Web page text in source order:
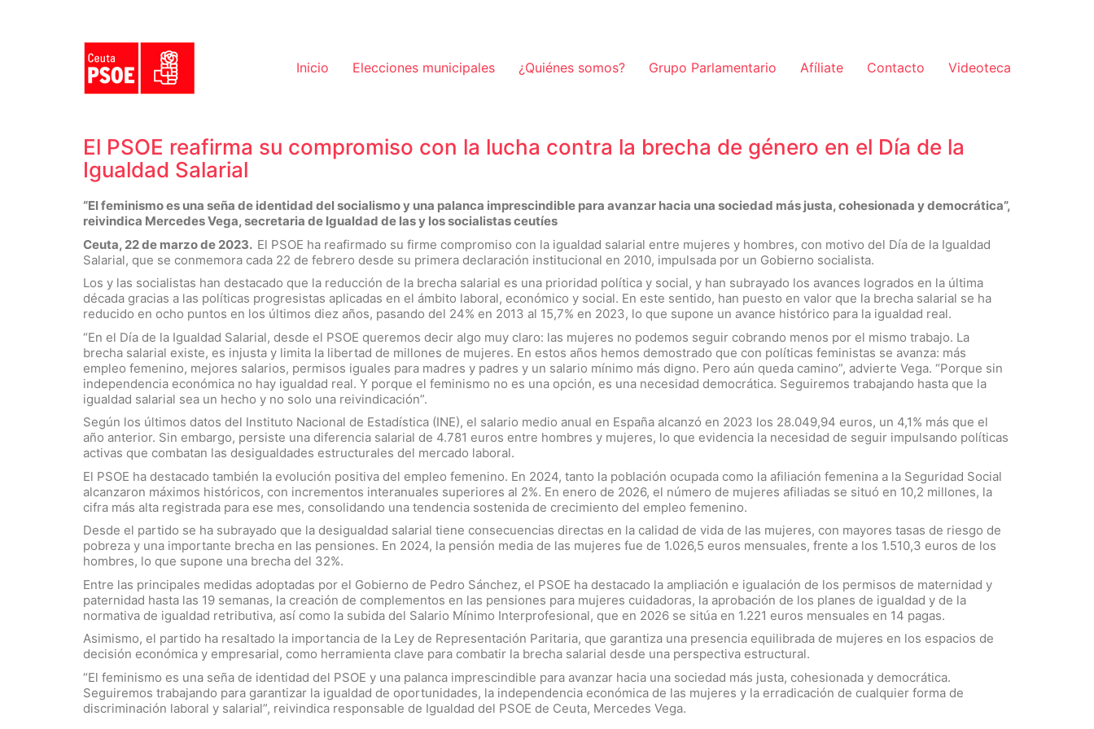
Inicio Elecciones municipales ¿Quiénes somos? Grupo Parlamentario Afíliate Contacto Videoteca
El PSOE reafirma su compromiso con la lucha contra la brecha de género en el Día de la
Igualdad Salarial
“El feminismo es una seña de identidad del socialismo y una palanca imprescindible para avanzar hacia una sociedad más justa, cohesionada y democrática”,
reivindica Mercedes Vega, secretaria de Igualdad de las y los socialistas ceutíes
Ceuta, 22 de marzo de 2023. El PSOE ha reafirmado su firme compromiso con la igualdad salarial entre mujeres y hombres, con motivo del Día de la Igualdad
Salarial, que se conmemora cada 22 de febrero desde su primera declaración institucional en 2010, impulsada por un Gobierno socialista.
Los y las socialistas han destacado que la reducción de la brecha salarial es una prioridad política y social, y han subrayado los avances logrados en la última
década gracias a las políticas progresistas aplicadas en el ámbito laboral, económico y social. En este sentido, han puesto en valor que la brecha salarial se ha
reducido en ocho puntos en los últimos diez años, pasando del 24% en 2013 al 15,7% en 2023, lo que supone un avance histórico para la igualdad real.
“En el Día de la Igualdad Salarial, desde el PSOE queremos decir algo muy claro: las mujeres no podemos seguir cobrando menos por el mismo trabajo. La
brecha salarial existe, es injusta y limita la libertad de millones de mujeres. En estos años hemos demostrado que con políticas feministas se avanza: más
empleo femenino, mejores salarios, permisos iguales para madres y padres y un salario mínimo más digno. Pero aún queda camino”, advierte Vega. “Porque sin
independencia económica no hay igualdad real. Y porque el feminismo no es una opción, es una necesidad democrática. Seguiremos trabajando hasta que la
igualdad salarial sea un hecho y no solo una reivindicación”.
Según los últimos datos del Instituto Nacional de Estadística (INE), el salario medio anual en España alcanzó en 2023 los 28.049,94 euros, un 4,1% más que el
año anterior. Sin embargo, persiste una diferencia salarial de 4.781 euros entre hombres y mujeres, lo que evidencia la necesidad de seguir impulsando políticas
activas que combatan las desigualdades estructurales del mercado laboral.
El PSOE ha destacado también la evolución positiva del empleo femenino. En 2024, tanto la población ocupada como la afiliación femenina a la Seguridad Social
alcanzaron máximos históricos, con incrementos interanuales superiores al 2%. En enero de 2026, el número de mujeres afiliadas se situó en 10,2 millones, la
cifra más alta registrada para ese mes, consolidando una tendencia sostenida de crecimiento del empleo femenino.
Desde el partido se ha subrayado que la desigualdad salarial tiene consecuencias directas en la calidad de vida de las mujeres, con mayores tasas de riesgo de
pobreza y una importante brecha en las pensiones. En 2024, la pensión media de las mujeres fue de 1.026,5 euros mensuales, frente a los 1.510,3 euros de los
hombres, lo que supone una brecha del 32%.
Entre las principales medidas adoptadas por el Gobierno de Pedro Sánchez, el PSOE ha destacado la ampliación e igualación de los permisos de maternidad y
paternidad hasta las 19 semanas, la creación de complementos en las pensiones para mujeres cuidadoras, la aprobación de los planes de igualdad y de la
normativa de igualdad retributiva, así como la subida del Salario Mínimo Interprofesional, que en 2026 se sitúa en 1.221 euros mensuales en 14 pagas.
Asimismo, el partido ha resaltado la importancia de la Ley de Representación Paritaria, que garantiza una presencia equilibrada de mujeres en los espacios de
decisión económica y empresarial, como herramienta clave para combatir la brecha salarial desde una perspectiva estructural.
“El feminismo es una seña de identidad del PSOE y una palanca imprescindible para avanzar hacia una sociedad más justa, cohesionada y democrática.
Seguiremos trabajando para garantizar la igualdad de oportunidades, la independencia económica de las mujeres y la erradicación de cualquier forma de
discriminación laboral y salarial”, reivindica responsable de Igualdad del PSOE de Ceuta, Mercedes Vega.